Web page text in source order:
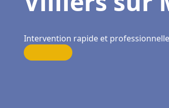
Intervention rapide et